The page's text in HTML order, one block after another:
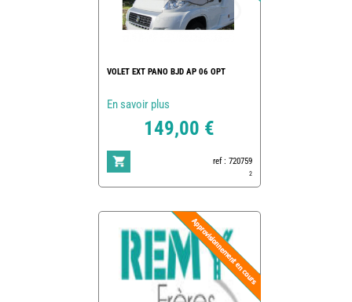
VOLET EXT PANO BJD AP 06 OPT
En savoir plus
149,00 €
ref : 720759
2